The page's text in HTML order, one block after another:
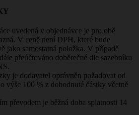
uvedená v objednávce je pro obě
V ceně není DPH, které bude
jako samostatná položka. V případě
přeúčtováno doběrečné dle sazebníku
je dodavatel oprávněn požadovat od
výše 100 % z dohodnuté částky včetně
převodem je běžná doba splatnosti 14